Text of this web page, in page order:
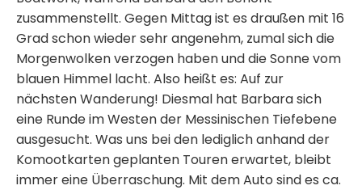
zusammenstellt. Gegen Mittag ist es draußen mit 16
Grad schon wieder sehr angenehm, zumal sich die
Morgenwolken verzogen haben und die Sonne vom
blauen Himmel lacht. Also heißt es: Auf zur
nächsten Wanderung! Diesmal hat Barbara sich
eine Runde im Westen der Messinischen Tiefebene
ausgesucht. Was uns bei den lediglich anhand der
Komootkarten geplanten Touren erwartet, bleibt
immer eine Überraschung. Mit dem Auto sind es ca.